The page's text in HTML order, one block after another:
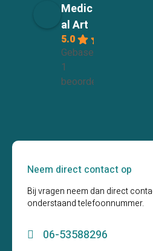
Medic
al Art
5.0
Gebaseerd op
1
beoordelingen
Neem direct contact op
Bij vragen neem dan direct
onderstaand telefoonnummer.
06-53588296